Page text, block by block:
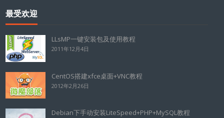
最受欢迎
LLsMP一键安装包及使用教程
2011年12月4日
CentOS搭建xfce桌面+VNC教程
2012年2月26日
Debian下手动安装LiteSpeed+PHP+MySQL教程